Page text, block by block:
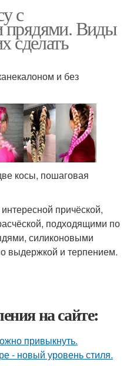
с
прядями. Виды
сделать
и без
косы, пошаговая
причёской,
подходящими по
силиконовыми
выдержкой и терпением.
на сайте:
привыкнуть.
- новый уровень стиля.